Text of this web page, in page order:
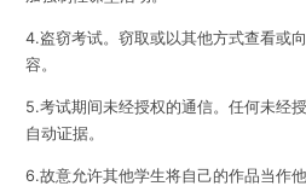
4.盗窃考试。窃取或以其他方式查看或
容。
5.考试期间未经授权的通信。任何未经
自动证据。
6.故意允许其他学生将自己的作品当作